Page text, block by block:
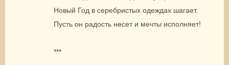
Новый Год в серебристых одеждах шагает.
Пусть он радость несет и мечты исполняет!
***